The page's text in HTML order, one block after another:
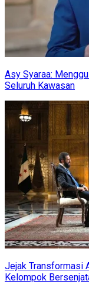
Asy Syaraa:
Seluruh Kawasan
Jejak Transformasi
Kelompok